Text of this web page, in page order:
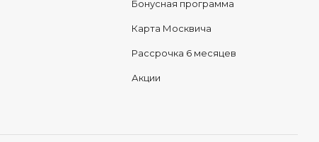
Бонусная программа
Карта Москвича
Рассрочка 6 месяцев
Акции